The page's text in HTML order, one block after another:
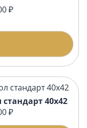
₽
стандарт 40х42
₽